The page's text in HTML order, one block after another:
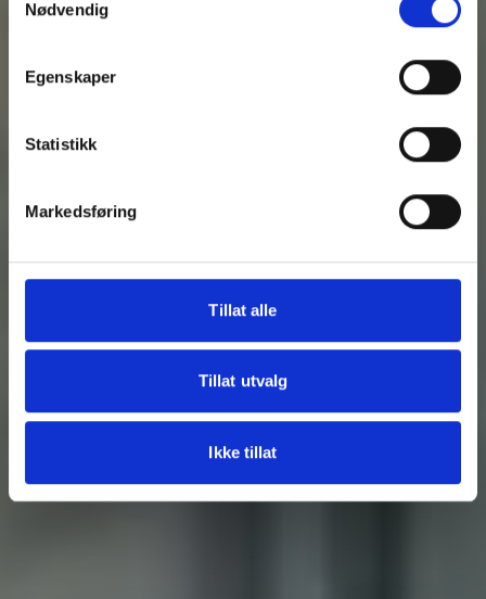
Nødvendig
Egenskaper
Statistikk
Markedsføring
Tillat alle
Tillat utvalg
Ikke tillat